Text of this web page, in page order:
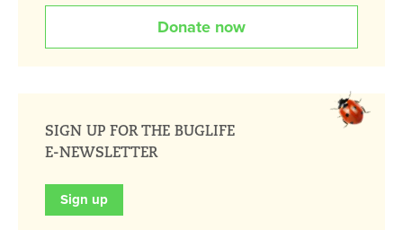
Donate now
SIGN UP FOR THE BUGLIFE
E-NEWSLETTER
Sign up